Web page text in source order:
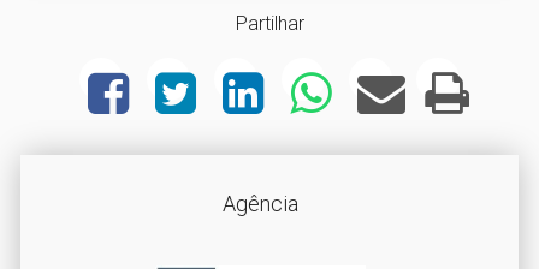
Partilhar
Agência